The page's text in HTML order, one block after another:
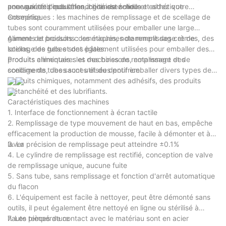
pour garantir que l'étanchéité est solide et esthétique
anneaux de production à grande échelle
une variété d'industries, choisissez-nous et aidez votre
entreprise.
Cosmétiques : les machines de remplissage et de scellage de
tubes sont couramment utilisées pour emballer une large
gamme de produits cosmétiques, notamment des crèmes, des
lotions, des gels et des pâtes.
Aliments et boissons : les machines de remplissage et de
scellage de tubes sont également utilisées pour emballer des
produits alimentaires et des boissons, notamment des
condiments, des sauces et du dentifrice.
Produits chimiques : les machines de remplissage et de
scellage de tubes sont utilisées pour emballer divers types de
produits chimiques, notamment des adhésifs, des produits
d'étanchéité et des lubrifiants.
Caractéristiques des machines
1. Interface de fonctionnement à écran tactile
2. Remplissage de type mouvement de haut en bas, empêche
efficacement la production de mousse, facile à démonter et à
laver
3. La précision de remplissage peut atteindre ±0.1%
4. Le cylindre de remplissage est rectifié, conception de valve
de remplissage unique, aucune fuite
5. Sans tube, sans remplissage et fonction d'arrêt automatique
du flacon
6. L'équipement est facile à nettoyer, peut être démonté sans
outils, il peut également être nettoyé en ligne ou stérilisé à
haute température
7. Les pièces de contact avec le matériau sont en acier